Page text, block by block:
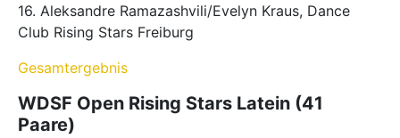
16. Aleksandre Ramazashvili/Evelyn Kraus, Dance
Club Rising Stars Freiburg
Gesamtergebnis
WDSF Open Rising Stars Latein (41
Paare)